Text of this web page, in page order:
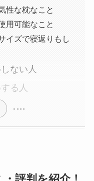
性な枕なこと
用可能なこと
イズで寝返りもし
ない人
る人